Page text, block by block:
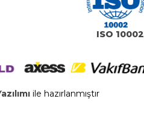
ISO 10002
ile hazırlanmıştır